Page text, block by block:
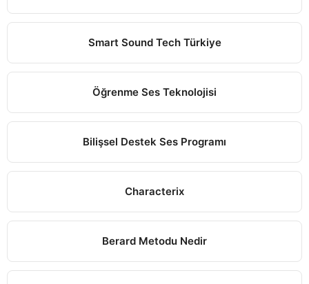
Smart Sound Tech Türkiye
Öğrenme Ses Teknolojisi
Bilişsel Destek Ses Programı
Characterix
Berard Metodu Nedir